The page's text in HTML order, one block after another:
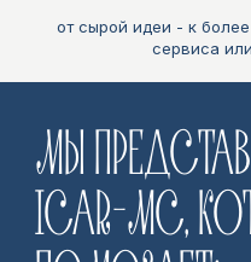
от сырой идеи - к более
сервиса